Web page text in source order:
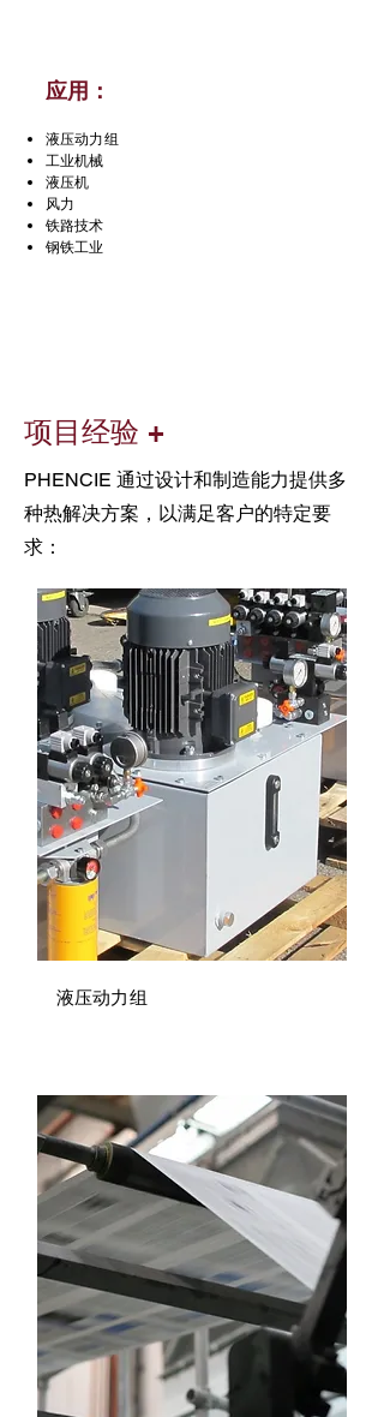
应用：
液压动力组
工业机械
液压机
风力
铁路技术
钢铁工业
项目经验 +
PHENCIE 通过设计和制造能力提供多
种热解决方案，以满足客户的特定要
求：
液压动力组